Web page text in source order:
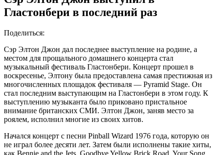
Гластонбери в последний раз
Поделиться:
Сэр Элтон Джон дал последнее выступление на родине, а
местом для прощального домашнего концерта стал
музыкальный фестиваль Гластонбери. Концерт прошел в
воскресенье, Элтону была предоставлена самая престижная из
многочисленных площадок фестиваля — Pyramid Stage. Он
стал последним выступающим на Гластонбери в этом году. К
выступлению музыканта было приковано пристальное
внимание британских СМИ. Элтон Джон, заняв место за
роялем, исполнил многие из своих хитов.
Начался концерт с песни Pinball Wizard 1976 года, которую он
не играл более десяти лет. Затем были исполнены такие хиты,
как Bennie and the Jets, Goodbye Yellow Brick Road, Your Song,